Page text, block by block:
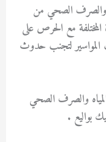
والصرف الصحي من
مع الحرص على
المواسير لتجنب حدوث
والصرف الصحي
بواليع .